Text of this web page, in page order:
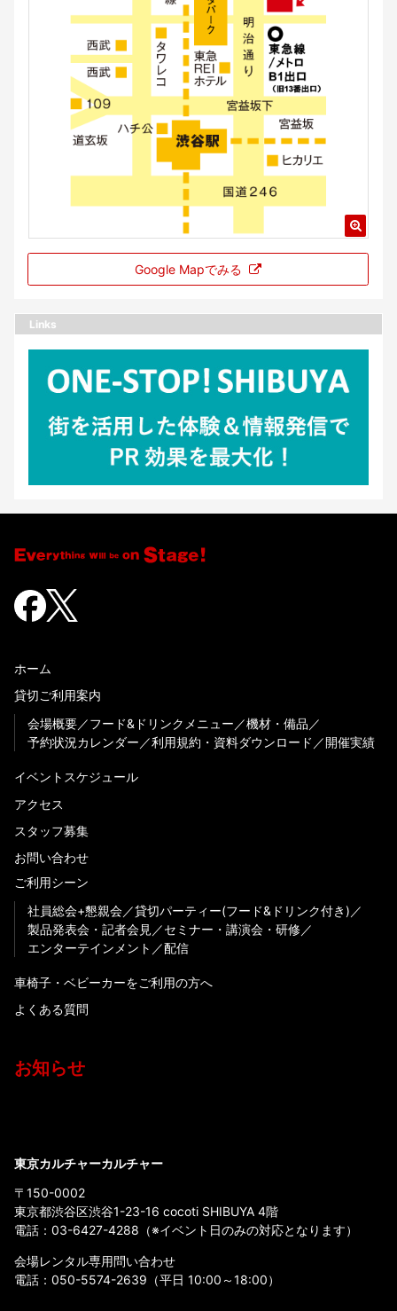
Google Mapでみる
Links
ホーム
貸切ご利用案内
会場概要
フード&ドリンクメニュー
機材・備品
予約状況カレンダー
利用規約・資料ダウンロード 開催実績
イベントスケジュール
アクセス
スタッフ募集
お問い合わせ
ご利用シーン
社員総会+懇親会
貸切パーティー(フード&ドリンク付き)
製品発表会・記者会見
セミナー・講演会・研修
エンターテインメント
配信
車椅子・ベビーカーをご利用の方へ
よくある質問
お知らせ
東京カルチャーカルチャー
〒150-0002
東京都渋谷区渋谷1-23-16 cocoti SHIBUYA 4階
電話： 03-6427-4288 （※イベント日のみの対応となります）
会場レンタル専用問い合わせ
電話： 050-5574-2639 （平日 10:00～18:00）